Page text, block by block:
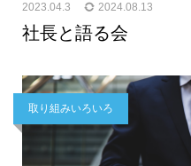
2023.04.3 2024.08.13
社長と語る会
取り組みいろいろ